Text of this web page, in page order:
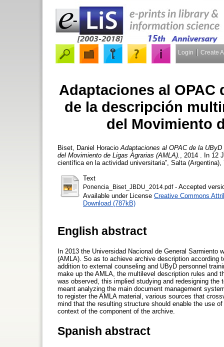
Login Create
Adaptaciones al OPAC
de la descripción
del Movimiento
Biset, Daniel Horacio Adaptaciones al OPAC de la
del Movimiento de Ligas Agrarias (AMLA).
, 2014 . In 12
científica en la actividad universitaria”, Salta
Text
Ponencia_Biset_JBDU_2014.pdf- Accepted
Available under License Creative Commons
Download (787kB)
English abstract
In 2013 the Universidad Nacional de General
(AMLA). So as to achieve archive description according
addition to external counseling and UByD personnel
make up the AMLA, the multilevel description rules and
was observed, this implied studying and redesigning
meant analyzing the main document management
to register the AMLA material, various sources that
mind that the resulting structure should enable the use
context of the component of the archive.
Spanish abstract